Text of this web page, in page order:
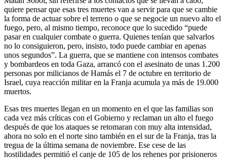
quiere pensar que esas tres muertes van a servir para que se cambie
la forma de actuar sobre el terreno o que se negocie un nuevo alto el
fuego, pero, al mismo tiempo, reconoce que lo sucedido “puede
pasar en cualquier combate o guerra. Quienes tenían que salvarlos
no lo consiguieron, pero, insisto, todo puede cambiar en apenas
unos segundos”. La guerra, que se mantiene con intensos combates
y bombardeos en toda Gaza, arrancó con el asesinato de unas 1.200
personas por milicianos de Hamás el 7 de octubre en territorio de
Israel, cuya reacción militar en la Franja acumula ya más de 19.000
muertos.
Esas tres muertes llegan en un momento en el que las familias son
cada vez más críticas con el Gobierno y reclaman un alto el fuego
después de que los ataques se retomaran con muy alta intensidad,
ahora no solo en el norte sino también en el sur de la Franja, tras la
tregua de la última semana de noviembre. Ese cese de las
hostilidades permitió el canje de 105 de los rehenes por prisioneros